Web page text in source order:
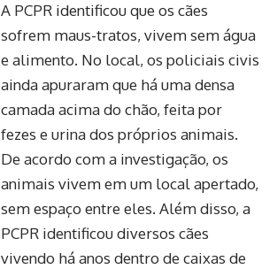
A PCPR identificou que os cães
sofrem maus-tratos, vivem sem água
e alimento. No local, os policiais civis
ainda apuraram que há uma densa
camada acima do chão, feita por
fezes e urina dos próprios animais.
De acordo com a investigação, os
animais vivem em um local apertado,
sem espaço entre eles. Além disso, a
PCPR identificou diversos cães
vivendo há anos dentro de caixas de